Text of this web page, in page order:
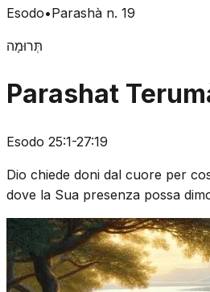
Esodo•Parashà n. 19
תְּרוּמָה
Parashat
Esodo 25:1-27:19
Dio chiede doni dal cuore per
dove la Sua presenza possa